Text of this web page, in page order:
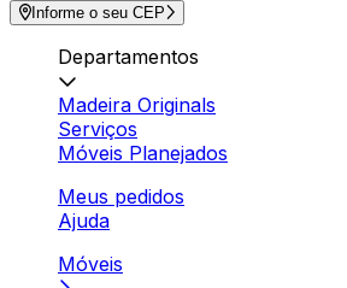
Informe o seu CEP
Departamentos
Madeira Originals
Serviços
Móveis Planejados
Meus pedidos
Ajuda
Móveis